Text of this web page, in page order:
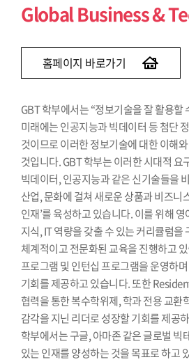
국제경영학
경영정보학과
Global Business &
홈페이지 바로가기
GBT 학부에서는 “정보기술을 잘 활용할
미래에는 인공지능과 빅데이터 등 첨단
것이므로 이러한 정보기술에 대한 이해
것입니다. GBT 학부는 이러한 시대적 요
빅데이터, 인공지능과 같은 신기술들을
산업, 문화에 걸쳐 새로운 상품과 비즈니
인재’를 육성하고 있습니다. 이를 위해
지식, IT 역량을 갖출 수 있는 커리큘럼
체계적이고 전문화된 교육을 진행하고
프로그램 및 인턴십 프로그램을 운영하
기회를 제공하고 있습니다. 또한
협력을 통한 복수학위제, 학과 전용 교환
감각을 지닌 리더로 성장할 기회를 제공
학부에서는 구글, 아마존 같은 글로벌 빅
있는 인재를 양성하는 것을 목표로 하고